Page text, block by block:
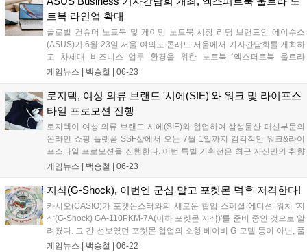
투명 처리되어 있는 해당 모델은 닌텐도 게임보이에서도 종종 만
날 수 있는 색상이었다....
트북 라인업 확대
글로벌 컨슈머 노트북 및 게이밍 노트북 시장 리딩 브랜드인 에이수스
(ASUS)가 6월 23일 서울 여의도 콘래드 서울에서 기자간담회를 개최하
고 차세대 비즈니스 업무 환경을 위한 노트북 ‘엑스퍼트북 울트라
(ExpertBook Ultra)’를 공개했다. 이번 신제품은 초경량 설계와 고해상도
작업 및 그래픽 출력 환경을 개선한 것이 특징이다. 에이수스는 엑스퍼
트북 울트라를 비롯한 신규 라인업을 공식 스토어 및 주요 오픈마켓을
통해 당일부터 본격적인 판매에 돌입한다고 밝혔다....
게임뉴스 | 백승철 06-23
로지텍, 여성 의류 브랜드 '시에(SIE)'와 워크 및 라이프스
타일 프로모션 진행
로지텍이 여성 의류 브랜드 시에(SIE)와 협업하여 삼성물산 패션부문의
온라인 쇼핑 플랫폼 SSF샵에서 오는 7월 1일까지 감각적인 워크&라이
프스타일 프로모션을 진행한다. 이번 특별 기획전은 최근 자신만의 취향
으로 업무 공간을 꾸미는 소비자를 위해 마련되었으며, 로지텍의 대표
한 생산성 제품을 최대 28% 할인된 혜택으로 선보인다....
게임뉴스 | 백승철 06-23
지샥(G-Shock), 이번엔 군심 말고 포켓몬 덕후 저격한다!
카시오(CASIO)가 포켓몬스터와의 새로운 협업 스페셜 에디션 워치 '지
샥(G-Shock) GA-110PKM-7A(이하 포켓몬 지샥)'를 준비 중인 것으로 알
려졌다. 그 간 선보였던 포켓몬 협업의 소형 베이비 G 모델 등이 아닌, 풀
사이즈 지샥이라는 점에서 의미 있다. 반투명한 레진 소재의 GA-100 케
게임뉴스 | 백승철 06-22